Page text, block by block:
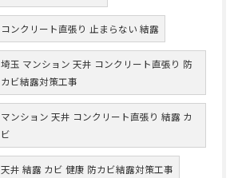
コンクリート直張り 止まらない 結露
埼玉 マンション 天井 コンクリート直張り 防
カビ結露対策工事
マンション 天井 コンクリート直張り 結露 カ
ビ
天井 結露 カビ 健康 防カビ結露対策工事